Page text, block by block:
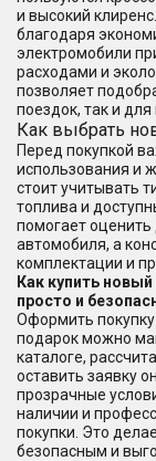
и высокий
благодаря
электромобили
расходами и
позволяет
поездок, так и для
Как выбрать
Перед покупкой
использования и
стоит учитывать
топлива и
помогает
автомобиля, а
комплектации и
Как купить
просто и
Оформить
подарок можно
каталоге,
оставить заявку
прозрачные
наличии и
покупки. Это
безопасным и